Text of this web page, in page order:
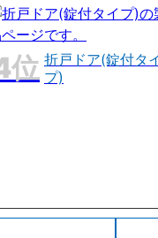
折戸ドア(錠付タ
プ)